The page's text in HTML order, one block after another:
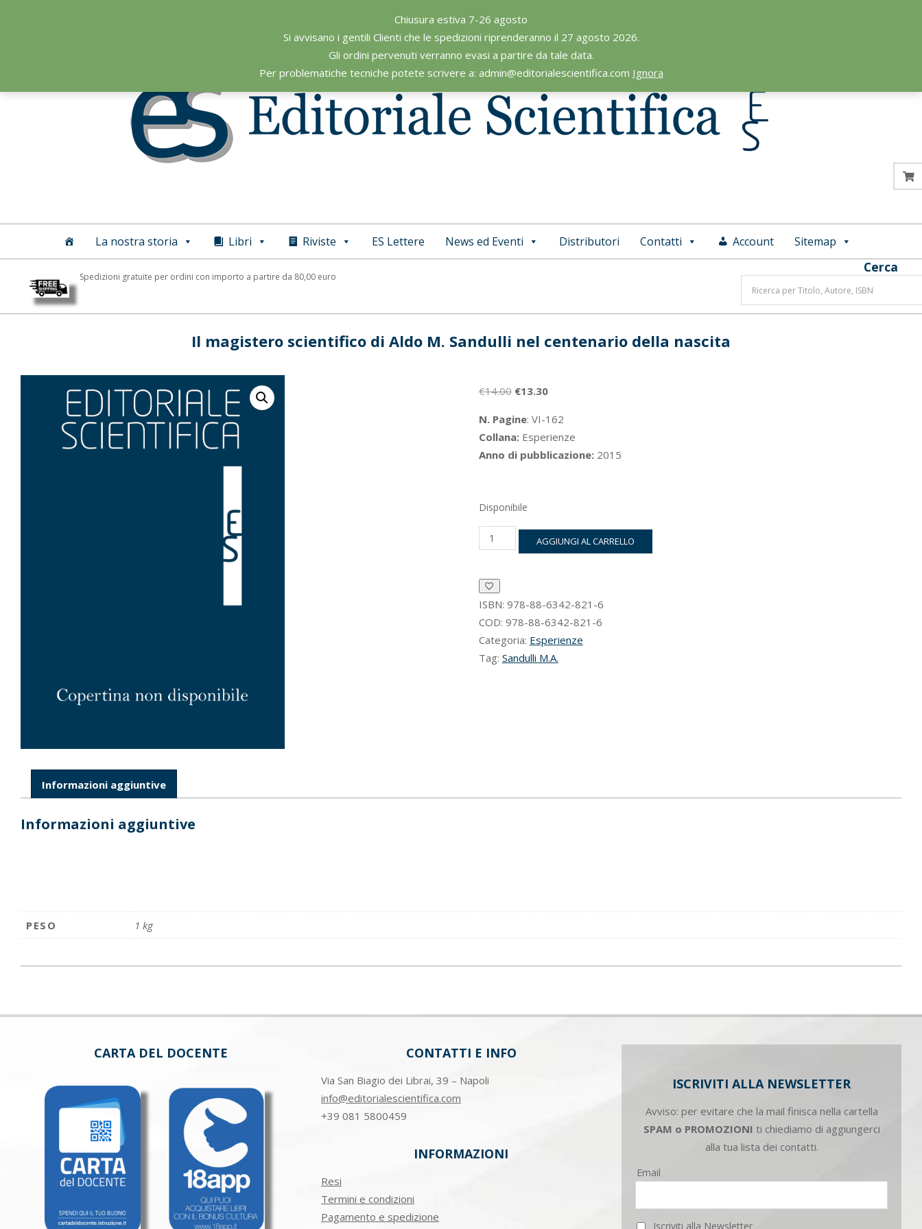
Chiusura estiva 7-26 agosto
Si avvisano i gentili Clienti che le spedizioni riprenderanno il 27 agosto 2026.
Gli ordini pervenuti verranno evasi a partire da tale data.
Per problematiche tecniche potete scrivere a: admin@editorialescientifica.com Ignora
Editoriale
Scientifica
Primary
La nostra storia Libri Riviste ES Lettere News ed Eventi Distributori Contatti Account Sitemap
Spedizioni gratuite per ordini con importo a partire da 80,00 euro
Cerca
Il magistero scientifico di Aldo M. Sandulli nel centenario della nascita
€14.00 Il
originale
era:
€14.00.
€13.30Il
attuale
è:
€13.30.
N. Pagine: VI-162
Collana:Esperienze
Anno di pubblicazione:2015
Disponibile
magistero
Aldo
M.
Sandulli
centenario
della
AGGIUNGI AL CARRELLO
ISBN: 978-88-6342-821-6
COD: 978-88-6342-821-6
Categoria: Esperienze
Tag: Sandulli M.A.
Informazioni aggiuntive
Informazioni aggiuntive
PESO 1 kg
CARTA DEL DOCENTE CONTATTI E INFO
Via San Biagio dei Librai, 39 – Napoli
info@editorialescientifica.com
+39 081 5800459
INFORMAZIONI
Resi
Termini e condizioni
Pagamento e spedizione
ISCRIVITI ALLA NEWSLETTER
Avviso: per evitare che la mail finisca nella cartella
SPAM o PROMOZIONI ti chiediamo di aggiungerci
alla tua lista dei contatti.
Email
Iscriviti alla Newsletter